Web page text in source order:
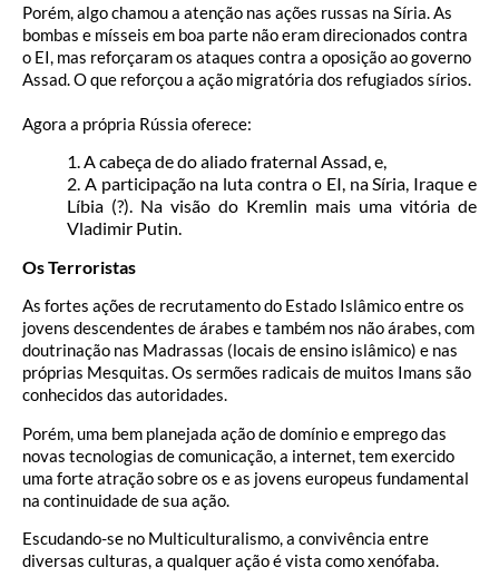
Porém, algo chamou a atenção nas ações russas na Síria. As
bombas e mísseis em boa parte não eram direcionados contra
o EI, mas reforçaram os ataques contra a oposição ao governo
Assad. O que reforçou a ação migratória dos refugiados sírios.
Agora a própria Rússia oferece:
1. A cabeça de do aliado fraternal Assad, e,
2. A participação na luta contra o EI, na Síria, Iraque e
Líbia (?). Na visão do Kremlin mais uma vitória de
Vladimir Putin.
Os Terroristas
As fortes ações de recrutamento do Estado Islâmico entre os
jovens descendentes de árabes e também nos não árabes, com
doutrinação nas Madrassas (locais de ensino islâmico) e nas
próprias Mesquitas. Os sermões radicais de muitos Imans são
conhecidos das autoridades.
Porém, uma bem planejada ação de domínio e emprego das
novas tecnologias de comunicação, a internet, tem exercido
uma forte atração sobre os e as jovens europeus fundamental
na continuidade de sua ação.
Escudando-se no Multiculturalismo, a convivência entre
diversas culturas, a qualquer ação é vista como xenófaba.